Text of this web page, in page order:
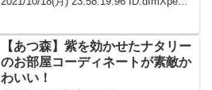
【あつ森】紫を効かせたナタリー
のお部屋コーディネートが素敵か
わいい！